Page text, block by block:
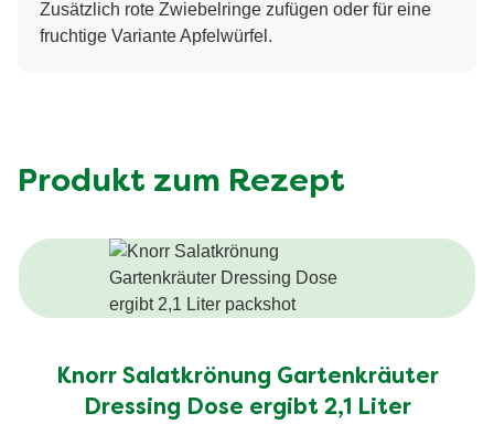
Zusätzlich rote Zwiebelringe zufügen oder für eine
fruchtige Variante Apfelwürfel.
Produkt zum Rezept
Knorr Salatkrönung Gartenkräuter
Dressing Dose ergibt 2,1 Liter